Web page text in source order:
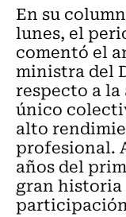
En su
lunes, el
comentó el
ministra del
respecto a
único
alto
profesional.
años del
gran